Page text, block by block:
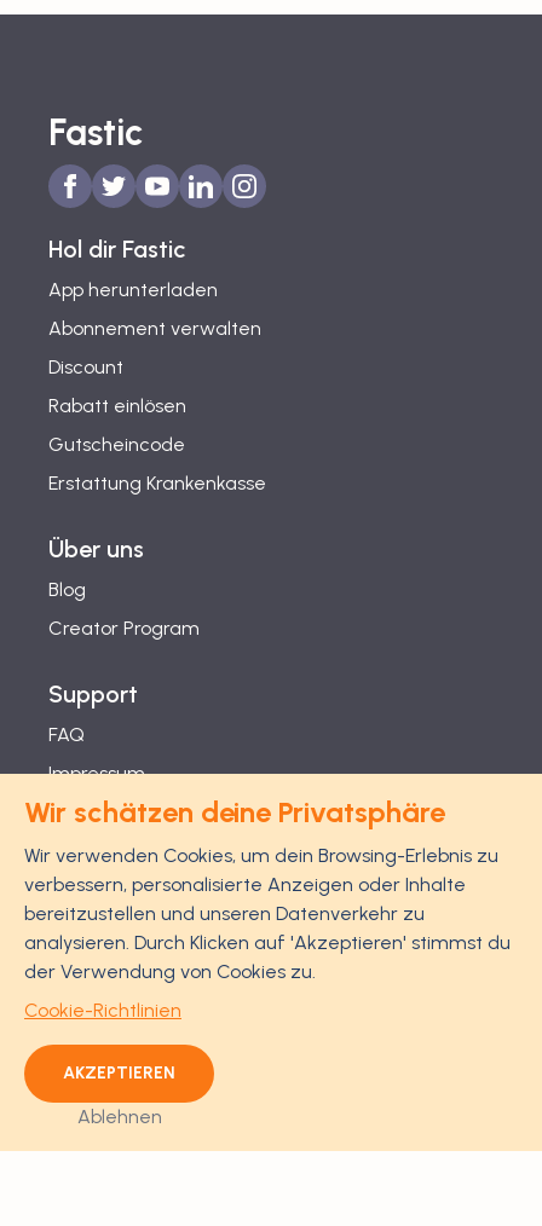
Fastic
Hol dir Fastic
App herunterladen
Abonnement verwalten
Discount
Rabatt einlösen
Gutscheincode
Erstattung Krankenkasse
Über uns
Blog
Creator Program
Support
FAQ
Impressum
Studien
Feel Good Guarantee
Datenschutz
AGB
Widerrufsrecht
Informationen
Wir schätzen deine Privatsphäre
Wir verwenden Cookies, um dein Browsing-Erlebnis zu
verbessern, personalisierte Anzeigen oder Inhalte
bereitzustellen und unseren Datenverkehr zu
analysieren. Durch Klicken auf 'Akzeptieren' stimmst du
der Verwendung von Cookies zu.
Cookie-Richtlinien
AKZEPTIEREN
Ablehnen